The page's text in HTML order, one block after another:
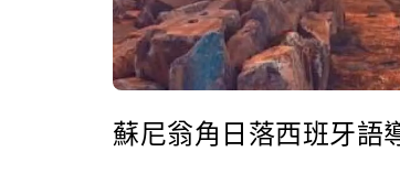
蘇尼翁角日落西班牙語